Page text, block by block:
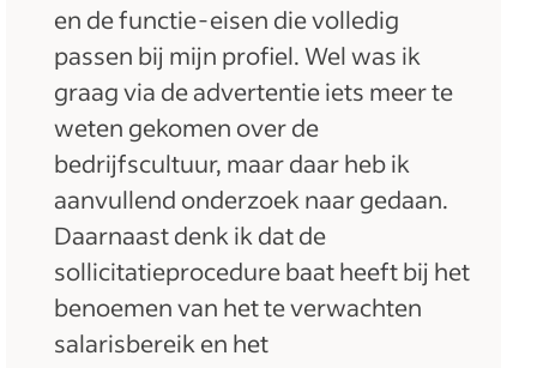
en de functie-eisen die volledig
passen bij mijn profiel. Wel was ik
graag via de advertentie iets meer te
weten gekomen over de
bedrijfscultuur, maar daar heb ik
aanvullend onderzoek naar gedaan.
Daarnaast denk ik dat de
sollicitatieprocedure baat heeft bij het
benoemen van het te verwachten
salarisbereik en het